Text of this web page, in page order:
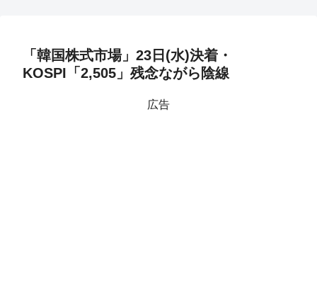
「韓国株式市場」23日(水)決着・
KOSPI「2,505」残念ながら陰線
広告